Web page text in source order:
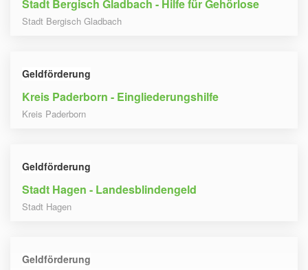
Stadt Bergisch Gladbach - Hilfe für Gehörlose
Stadt Bergisch Gladbach
Geldförderung
Kreis Paderborn - Eingliederungshilfe
Kreis Paderborn
Geldförderung
Stadt Hagen - Landesblindengeld
Stadt Hagen
Geldförderung